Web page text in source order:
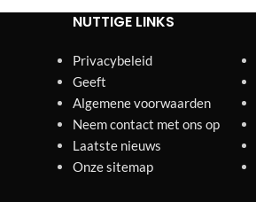
OEM-niveau prestaties.
NUTTIGE LINKS
Privacybeleid
Geeft
Algemene voorwaarden
Neem contact met ons op
Laatste nieuws
Onze sitemap